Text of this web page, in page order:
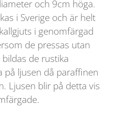
och 9cm höga.
i Sverige och är helt
i genomfärgad
de pressas utan
de rustika
på ljusen då paraffinen
Ljusen blir på detta vis